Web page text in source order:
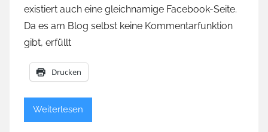
existiert auch eine gleichnamige Facebook-Seite.
Da es am Blog selbst keine Kommentarfunktion
gibt, erfüllt
Drucken
Weiterlesen